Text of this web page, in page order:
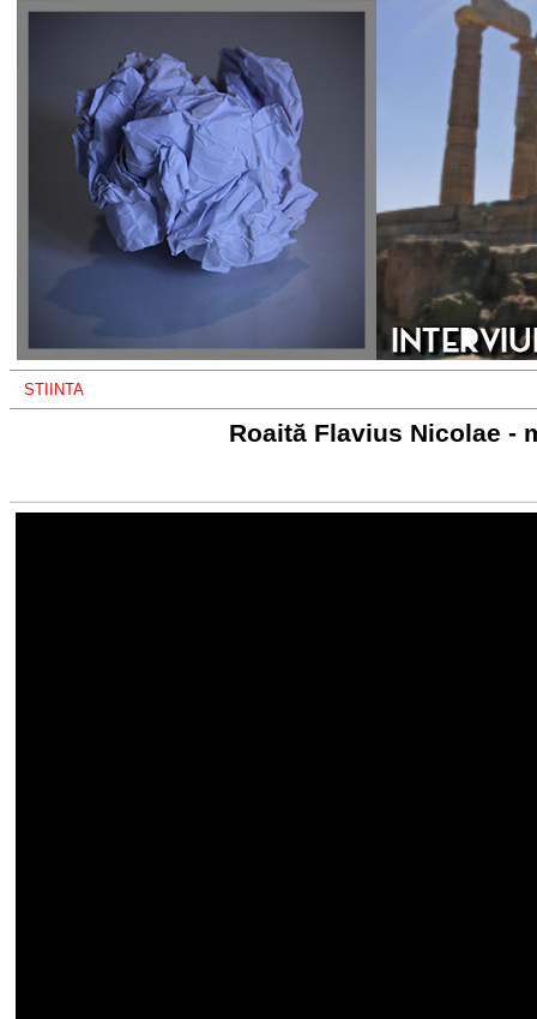
STIINTA
Roaită Flavius Nicolae -